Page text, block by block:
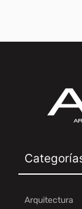
Arquitectura